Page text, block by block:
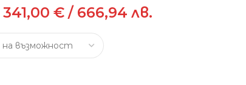
341,00 € / 666,94 лв.